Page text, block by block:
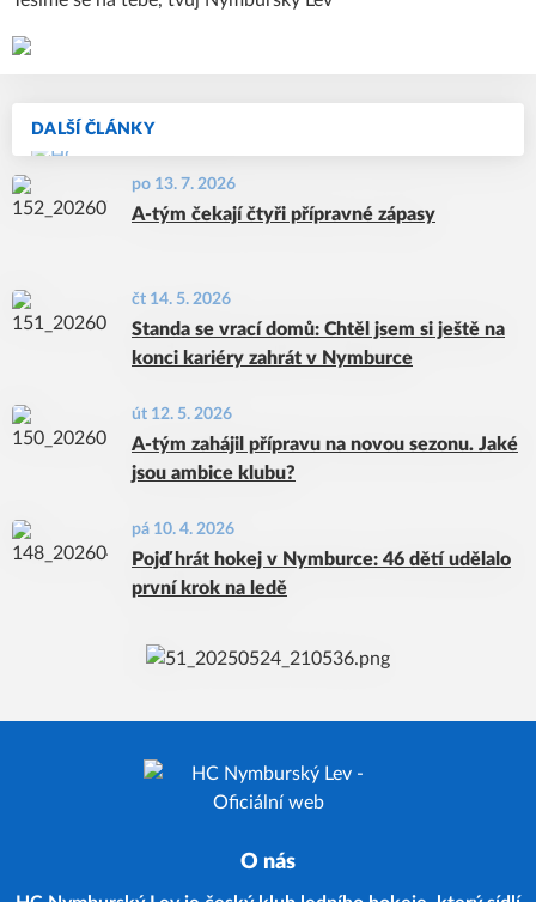
DALŠÍ ČLÁNKY
po 13. 7. 2026
A-tým čekají čtyři přípravné zápasy
čt 14. 5. 2026
Standa se vrací domů: Chtěl jsem si ještě na
konci kariéry zahrát v Nymburce
út 12. 5. 2026
A-tým zahájil přípravu na novou sezonu. Jaké
jsou ambice klubu?
pá 10. 4. 2026
Pojď hrát hokej v Nymburce: 46 dětí udělalo
první krok na ledě
O nás